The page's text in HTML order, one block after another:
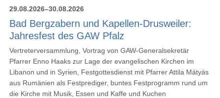
29.08.2026–30.08.2026
Bad Bergzabern und Kapellen-Drusweiler:
Jahresfest des GAW Pfalz
Vertreterversammlung, Vortrag von GAW-Generalsekretär
Pfarrer Enno Haaks zur Lage der evangelischen Kirchen im
Libanon und in Syrien, Festgottesdienst mit Pfarrer Attila Mátyás
aus Rumänien als Festprediger, buntes Festprogramm rund um
die Kirche mit Musik, Essen und Kaffe und Kuchen